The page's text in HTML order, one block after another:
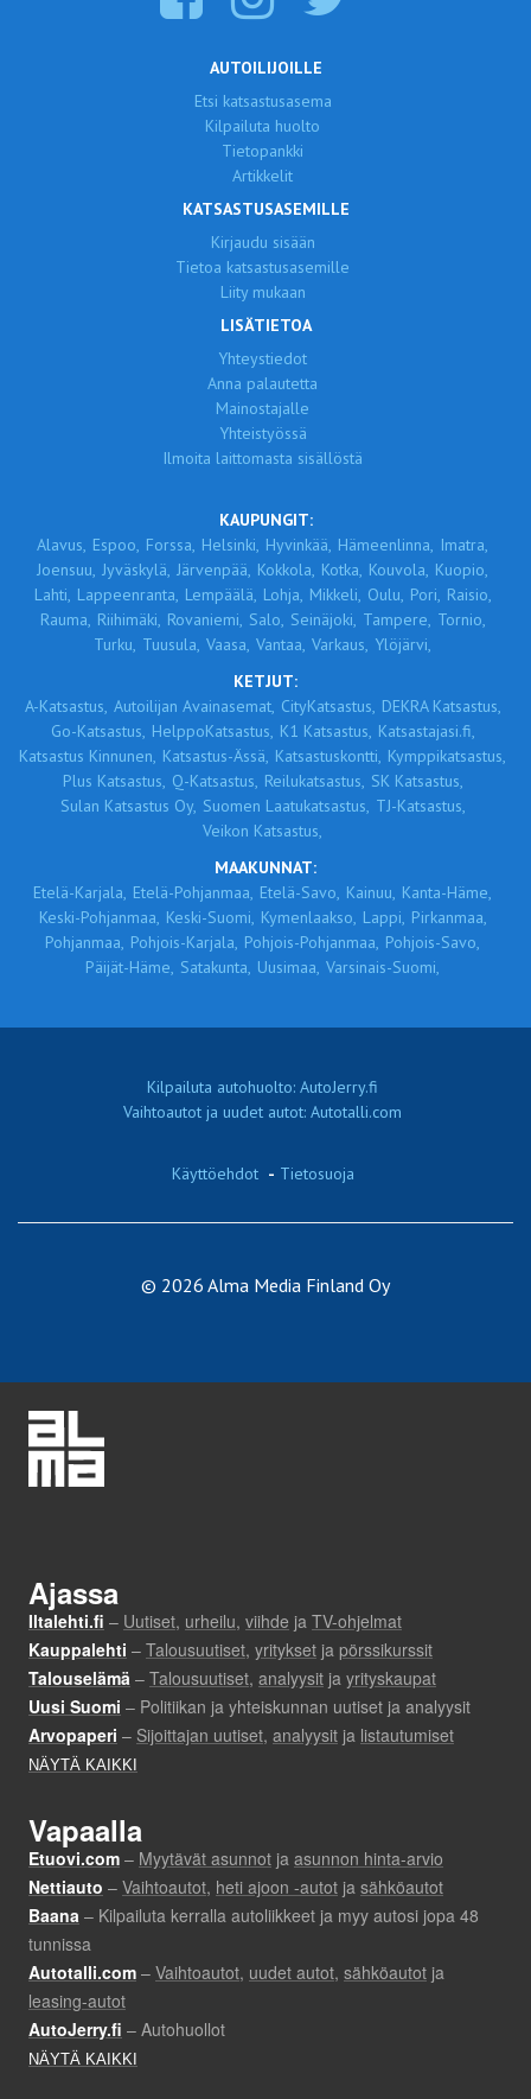
AUTOILIJOILLE
Etsi katsastusasema
Kilpailuta huolto
Tietopankki
Artikkelit
KATSASTUSASEMILLE
Kirjaudu sisään
Tietoa katsastusasemille
Liity mukaan
LISÄTIETOA
Yhteystiedot
Anna palautetta
Mainostajalle
Yhteistyössä
Ilmoita laittomasta sisällöstä
KAUPUNGIT:
Alavus, Espoo, Forssa, Helsinki, Hyvinkää, Hämeenlinna, Imatra,
Joensuu, Jyväskylä, Järvenpää, Kokkola, Kotka, Kouvola, Kuopio,
Lahti, Lappeenranta, Lempäälä, Lohja, Mikkeli, Oulu, Pori, Raisio,
Rauma, Riihimäki, Rovaniemi, Salo, Seinäjoki, Tampere, Tornio,
Turku, Tuusula, Vaasa, Vantaa, Varkaus, Ylöjärvi,
KETJUT:
A-Katsastus, Autoilijan Avainasemat, CityKatsastus, DEKRA Katsastus,
Go-Katsastus, HelppoKatsastus, K1 Katsastus, Katsastajasi.fi,
Katsastus Kinnunen, Katsastus-Ässä, Katsastuskontti, Kymppikatsastus,
Plus Katsastus, Q-Katsastus, Reilukatsastus, SK Katsastus,
Sulan Katsastus Oy, Suomen Laatukatsastus, TJ-Katsastus,
Veikon Katsastus,
MAAKUNNAT:
Etelä-Karjala, Etelä-Pohjanmaa, Etelä-Savo, Kainuu, Kanta-Häme,
Keski-Pohjanmaa, Keski-Suomi, Kymenlaakso, Lappi, Pirkanmaa,
Pohjanmaa, Pohjois-Karjala, Pohjois-Pohjanmaa, Pohjois-Savo,
Päijät-Häme, Satakunta, Uusimaa, Varsinais-Suomi,
Kilpailuta autohuolto: AutoJerry.fi
Vaihtoautot ja uudet autot: Autotalli.com
Käyttöehdot - Tietosuoja
© 2026 Alma Media Finland Oy